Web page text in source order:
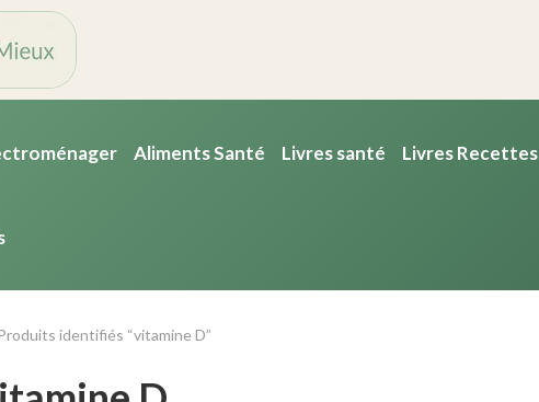
Aliments Santé Livres santé Livres Recettes
identifiés “vitamine D”